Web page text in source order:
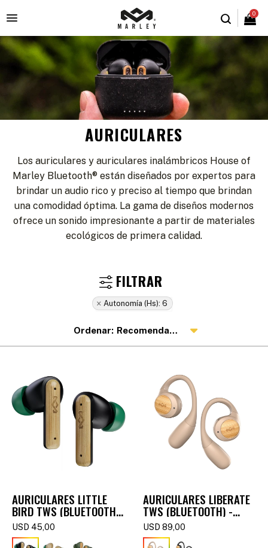
0

AURICULARES
Los auriculares y auriculares inalámbricos House of
Marley Bluetooth® están diseñados por expertos para
brindar un audio rico y preciso al tiempo que brindan
una comodidad óptima. La gama de diseños modernos
ofrece un sonido impresionante a partir de materiales
ecológicos de primera calidad.
Autonomía (hs): 6
Recomendados
AURICULARES LITTLE
BIRD TWS (BLUETOOTH)
- SIGNATURE BLACK
USD 45,00
AURICULARES LIBERATE
TWS (BLUETOOTH) -
CREAM
USD 89,00